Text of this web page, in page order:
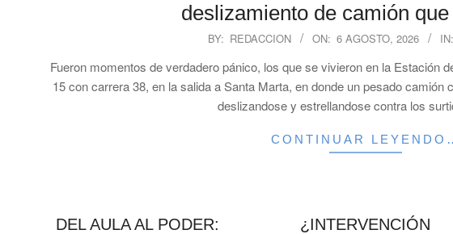
deslizamiento de camión
06
BY: REDACCION ON: 6 AGOSTO, 2026 IN:
Fueron momentos de verdadero pánico, los que se vivieron en la Estación
15 con carrera 38, en la salida a Santa Marta, en donde un pesado camión
deslizandose y estrellandose contra los
CONTINUAR
DEL AULA AL PODER:
¿INTERVENCIÓN